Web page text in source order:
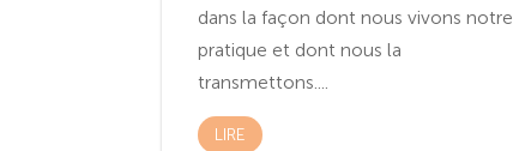
dans la façon dont nous vivons notre
pratique et dont nous la
transmettons....
LIRE